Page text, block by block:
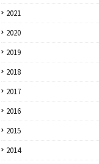
2021
2020
2019
2018
2017
2016
2015
2014